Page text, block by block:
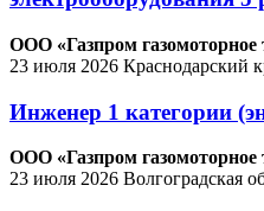
ООО «Газпром газомоторное
23 июля 2026 Краснодарский
Инженер 1 категории
ООО «Газпром газомоторное
23 июля 2026 Волгоградская